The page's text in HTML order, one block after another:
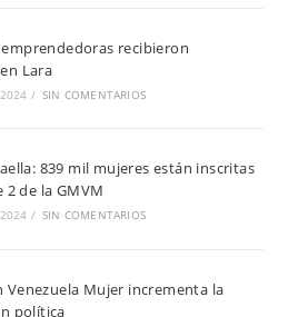
emprendedoras recibieron
Lara
/ SIN COMENTARIOS
839 mil mujeres están inscritas
2 de la GMVM
/ SIN COMENTARIOS
Venezuela Mujer incrementa la
política